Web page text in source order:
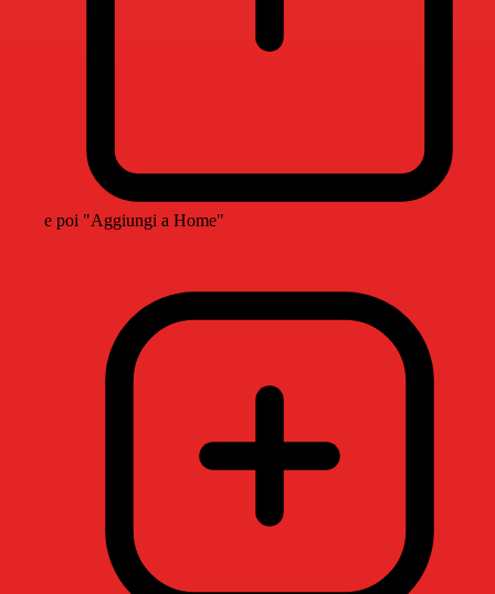
e poi "Aggiungi a Home"